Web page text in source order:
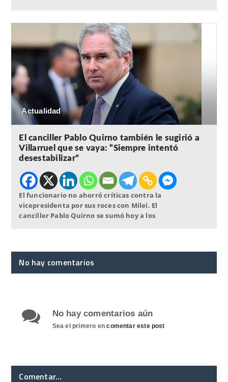
Actualidad
El canciller Pablo Quirno también le sugirió a
Villarruel que se vaya: “Siempre intentó
desestabilizar”
El funcionario no ahorró críticas contra la
vicepresidenta por sus roces con Milei. El
canciller Pablo Quirno se sumó hoy a los
No hay comentarios
No hay comentarios aún
Sea el primero encomentar este post
Comentar…